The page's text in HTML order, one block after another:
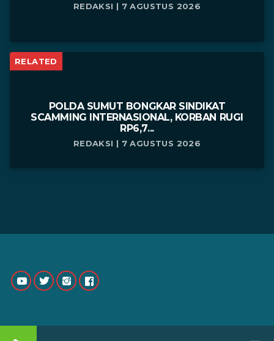
REDAKSI | 7 AGUSTUS 2026
RELATED
POLDA SUMUT BONGKAR SINDIKAT
SCAMMING INTERNASIONAL, KORBAN RUGI
RP6,7...
REDAKSI | 7 AGUSTUS 2026